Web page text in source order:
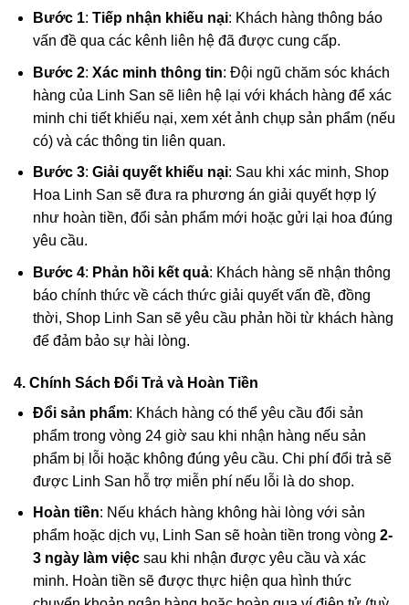
Bước 1: Tiếp nhận khiếu nại: Khách hàng thông báo
vấn đề qua các kênh liên hệ đã được cung cấp.
Bước 2: Xác minh thông tin: Đội ngũ chăm sóc khách
hàng của Linh San sẽ liên hệ lại với khách hàng để xác
minh chi tiết khiếu nại, xem xét ảnh chụp sản phẩm (nếu
có) và các thông tin liên quan.
Bước 3: Giải quyết khiếu nại: Sau khi xác minh, Shop
Hoa Linh San sẽ đưa ra phương án giải quyết hợp lý
như hoàn tiền, đổi sản phẩm mới hoặc gửi lại hoa đúng
yêu cầu.
Bước 4: Phản hồi kết quả: Khách hàng sẽ nhận thông
báo chính thức về cách thức giải quyết vấn đề, đồng
thời, Shop Linh San sẽ yêu cầu phản hồi từ khách hàng
để đảm bảo sự hài lòng.
4. Chính Sách Đổi Trả và Hoàn Tiền
Đổi sản phẩm: Khách hàng có thể yêu cầu đổi sản
phẩm trong vòng 24 giờ sau khi nhận hàng nếu sản
phẩm bị lỗi hoặc không đúng yêu cầu. Chi phí đổi trả sẽ
được Linh San hỗ trợ miễn phí nếu lỗi là do shop.
Hoàn tiền: Nếu khách hàng không hài lòng với sản
phẩm hoặc dịch vụ, Linh San sẽ hoàn tiền trong vòng 2-
3 ngày làm việcsau khi nhận được yêu cầu và xác
minh. Hoàn tiền sẽ được thực hiện qua hình thức